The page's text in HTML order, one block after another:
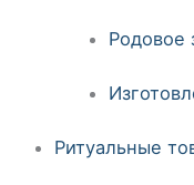
Родовое
Ритуальные